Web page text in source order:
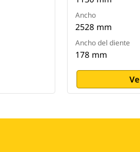
Ancho
2528 mm
Ancho del diente
178 mm